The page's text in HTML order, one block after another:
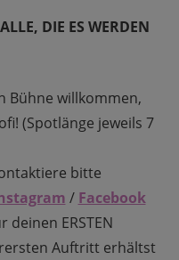
DIE ES WERDEN
Bühne willkommen,
(Spotlänge jeweils 7
bitte
/ Facebook
ERSTEN
Auftritt erhältst